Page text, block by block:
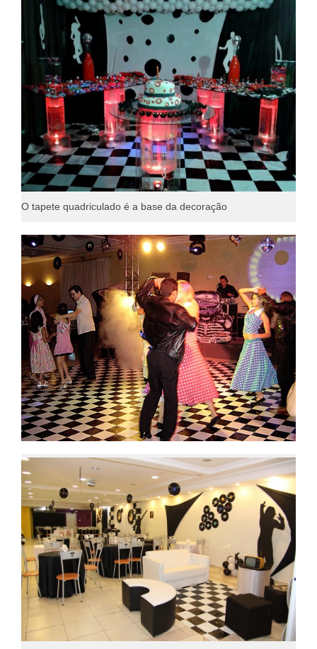
O tapete quadriculado é a base da decoração